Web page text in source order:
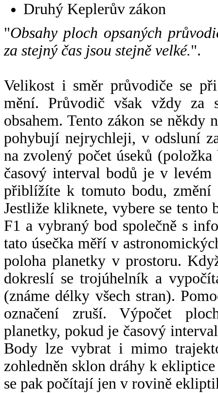
Druhý Keplerův zákon
"Obsahy ploch opsaných
za stejný čas jsou stejně velké.".
Velikost i směr průvodiče se
mění. Průvodič však vždy za
obsahem. Tento zákon se někdy
pohybují nejrychleji, v odsluní
na zvolený počet úseků
časový interval bodů je v
přiblížíte k tomuto bodu,
Jestliže kliknete, vybere se tento
F1 a vybraný bod společně s
tato úsečka měří v
poloha planetky v prostoru.
dokreslí se trojúhelník a
(známe délky všech stran).
označení zruší. Výpočet
planetky, pokud je časový
Body lze vybrat i mimo
zohledněn sklon dráhy k
se pak počítají jen v rovině